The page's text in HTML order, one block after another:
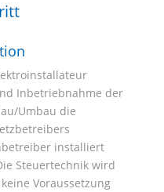
Inbetriebnahme der
Umbau die
installiert
Steuertechnik wird
Voraussetzung